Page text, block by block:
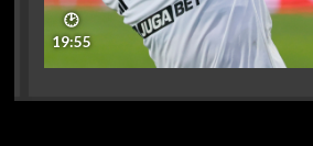
🕑
19:55